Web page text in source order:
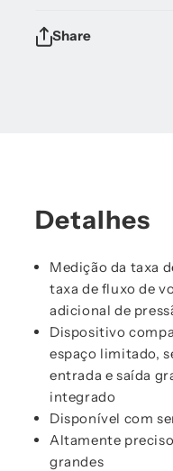
Share
Detalhes
Medição da taxa
taxa de fluxo de
adicional de
Dispositivo
espaço limitado,
entrada e saída
integrado
Disponível com
Altamente
grandes